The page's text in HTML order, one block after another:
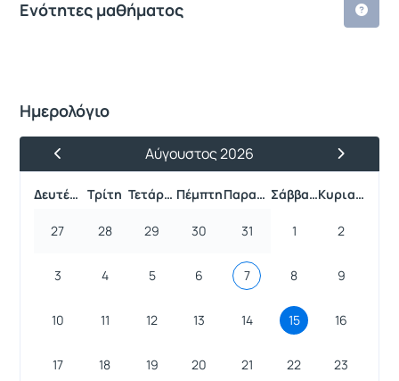
Ενότητες μαθήματος
Ημερολόγιο
Προηγούμενος ΜήναςΑύγουστος 2026
Επόμενος
Δευτέρα Τρίτη Τετάρτη Πέμπτη Παρασκευή Σάββατο Κυριακή
27 28 29 30 31 1 2
3 4 5 6 7 8 9
10 11 12 13 14 15 16
17 18 19 20 21 22 23